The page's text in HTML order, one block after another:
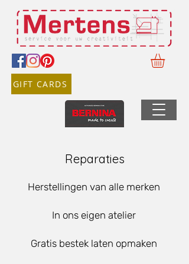
GIFT CARDS
Reparaties
Herstellingen van alle merken
In ons eigen atelier
Gratis bestek laten opmaken